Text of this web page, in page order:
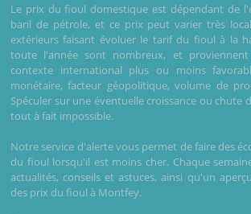
Le prix du fioul domestique est dépendant de
baril de pétrole, et ce prix peut varier très
extérieurs faisant évoluer le tarif du fioul à la
toute l'année sont nombreux, et proviennent
contexte international plus ou moins
monétaire, facteur géopolitique, volume de
Spéculer sur une éventuelle croissance ou chute
tout à fait impossible.
Notre service d'alerte vous permet de faire des
du fioul lorsqu'il est moins cher. Chaque
actualités, conseils et astuces, ainsi qu'un
des prix du fioul à Montfey.